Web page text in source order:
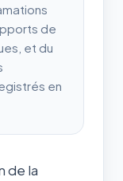
de
et du
en
de la